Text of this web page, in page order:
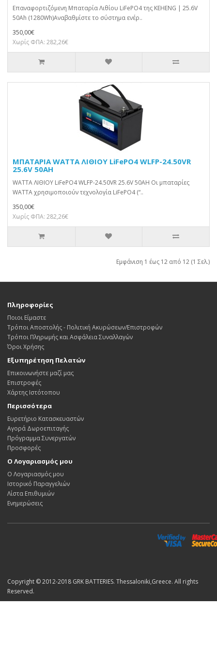
Επαναφορτιζόμενη Μπαταρία Λιθίου LiFePO4 της KEHENG | 25.6V
50Ah (1280Wh)Αναβαθμίστε το σύστημα ενέρ..
350,00€
Χωρίς ΦΠΑ: 282,26€
ΜΠΑΤΑΡΙΑ WATTA ΛΙΘΙΟΥ LiFePO4 WLFP-24.50VR
25.6V 50AH
WATTA ΛΙΘΙΟΥ LiFePO4 WLFP-24.50VR 25.6V 50AH Οι μπαταρίες
WATTA χρησιμοποιούν τεχνολογία LiFePO4 (“..
350,00€
Χωρίς ΦΠΑ: 282,26€
Εμφάνιση 1 έως 12 από 12 (1 Σελ.)
Πληροφορίες
Ποιοι Είμαστε
Τρόποι Αποστολής - Πολιτική Ακυρώσεων/Επιστροφών
Τρόποι Πληρωμής και Ασφάλεια Συναλλαγών
Όροι Χρήσης
Εξυπηρέτηση Πελατών
Επικοινωνήστε μαζί μας
Επιστροφές
Χάρτης Ιστότοπου
Περισσότερα
Ευρετήριο Κατασκευαστών
Αγορά Δωροεπιταγής
Πρόγραμμα Συνεργατών
Προσφορές
Ο Λογαριασμός μου
Ο Λογαριασμός μου
Ιστορικό Παραγγελιών
Λίστα Επιθυμιών
Ενημερώσεις
Copyright © 2012-2018 GRK BATTERIES. Thessaloniki,Greece. All rights
Reserved.